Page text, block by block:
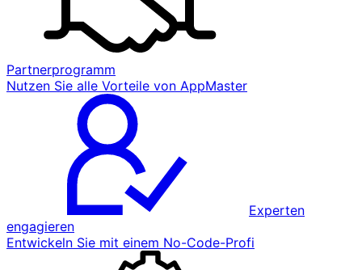
Partnerprogramm
Nutzen Sie alle Vorteile von AppMaster
Experten
engagieren
Entwickeln Sie mit einem No-Code-Profi